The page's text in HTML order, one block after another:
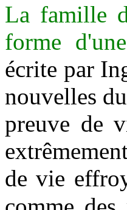
La famille
forme
écrite par
nouvelles
preuve de
de vie